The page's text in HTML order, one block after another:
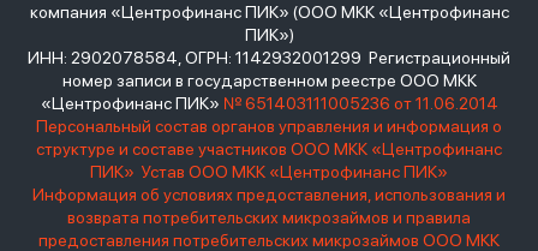
компания «Центрофинанс ПИК» (ООО МКК «Центрофинанс
ПИК»)
ИНН: 2902078584, ОГРН: 1142932001299 Регистрационный
номер записи в государственном реестре ООО МКК
«Центрофинанс ПИК» № 651403111005236 от 11.06.2014
Персональный состав органов управления и информация о
структуре и составе участников ООО МКК «Центрофинанс
ПИК» Устав ООО МКК «Центрофинанс ПИК»
Информация об условиях предоставления, использования и
возврата потребительских микрозаймов и правила
предоставления потребительских микрозаймов ООО МКК